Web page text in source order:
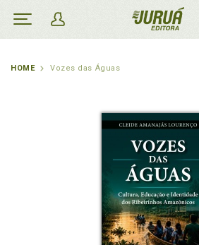
HOME Vozes das Águas